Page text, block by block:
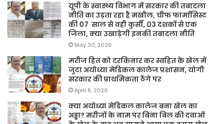
यूपी के स्वास्थ्य विभाग में सरकार की तबादला
नीति का उड़ता रहा है मखौल, चीफ फार्मासिस्ट
की 07 साल से वही कुर्सी, 03 दशकों से एक
जिला, क्या उखाड़ेगी इनकी तबादला नीति
May 30, 2026
मरीज हित को दरकिनार कर स्वहित के खेल में
जुटा अयोध्या मेडिकल कालेज प्रशासन, योगी
सरकार की प्राथमिकता ठेंगे पर
April 8, 2026
क्या अयोध्या मेडिकल कालेज बना खेल का
अड्डा? मरीजों के नाम पर बिना बिल की दवाओं